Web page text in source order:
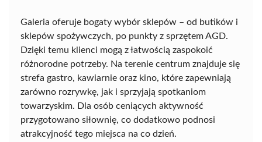
Galeria oferuje bogaty wybór sklepów – od butików i
sklepów spożywczych, po punkty z sprzętem AGD.
Dzięki temu klienci mogą z łatwością zaspokoić
różnorodne potrzeby. Na terenie centrum znajduje się
strefa gastro, kawiarnie oraz kino, które zapewniają
zarówno rozrywkę, jak i sprzyjają spotkaniom
towarzyskim. Dla osób ceniących aktywność
przygotowano siłownię, co dodatkowo podnosi
atrakcyjność tego miejsca na co dzień.